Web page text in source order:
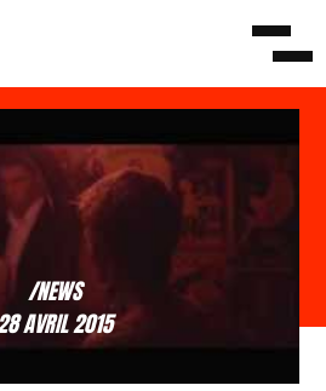
/NEWS
AVRIL 2015